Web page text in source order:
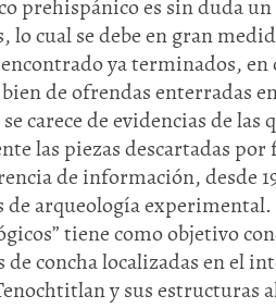
prehispánico es sin duda
lo cual se debe en gran
ya terminados,
de ofrendas enterradas
carece de evidencias de
las piezas descartadas
de información, desde
de arqueología
tiene como objetivo
de concha localizadas en el
y sus estructuras